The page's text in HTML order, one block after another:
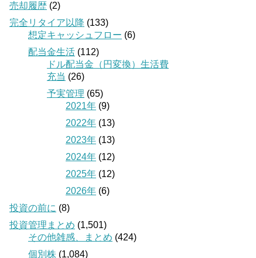
売却履歴 (2)
完全リタイア以降 (133)
想定キャッシュフロー (6)
配当金生活 (112)
ドル配当金（円変換）生活費
充当 (26)
予実管理 (65)
2021年 (9)
2022年 (13)
2023年 (13)
2024年 (12)
2025年 (12)
2026年 (6)
投資の前に (8)
投資管理まとめ (1,501)
その他雑感、まとめ (424)
個別株 (1,084)